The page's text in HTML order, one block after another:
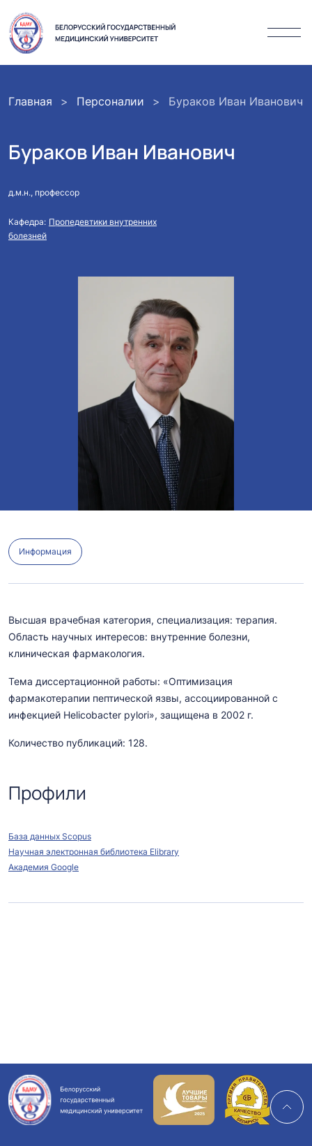
Главная Персоналии Бураков Иван Иванович
Бураков Иван Иванович
д.м.н., профессор
Кафедра: Пропедевтики внутренних
болезней
Информация
Высшая врачебная категория, специализация: терапия.
Область научных интересов: внутренние болезни,
клиническая фармакология.
Тема диссертационной работы: «Оптимизация
фармакотерапии пептической язвы, ассоциированной с
инфекцией Helicobacter pylori», защищена в 2002 г.
Количество публикаций: 128.
Профили
База данных Scopus
Научная электронная библиотека Elibrary
Академия Google